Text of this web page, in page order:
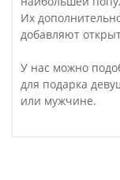
Их
добавляют
У нас можно
для подарка
или мужчине.